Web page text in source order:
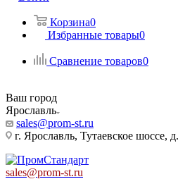
Корзина0
Избранные товары0
Сравнение товаров0
Ваш город
Ярославль
sales@prom-st.ru
г. Ярославль, Тутаевское шоссе,
sales@prom-st.ru